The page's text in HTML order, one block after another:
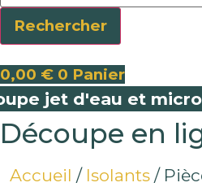
Rechercher
0,00 € 0 Panier
jet d'eau et micro-
Découpe en
Accueil / Isolants /